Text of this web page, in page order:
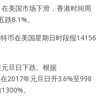
美国市场下滑，香港时间周
8.1%。
币在美国星期日时段报14156
旦日下跌。根据
2017年元旦日升3.6%至998
。